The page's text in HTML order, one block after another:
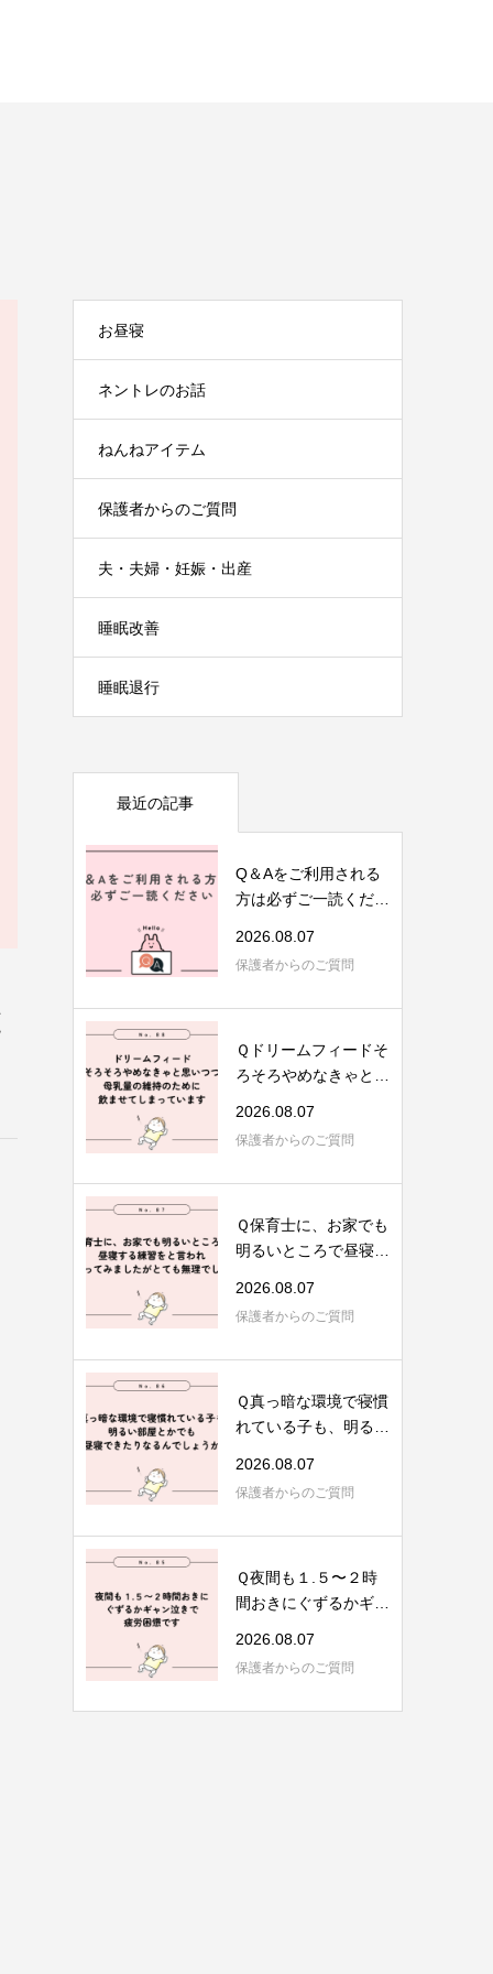
お昼寝
ネントレのお話
ねんねアイテム
保護者からのご質問
夫・夫婦・妊娠・出産
睡眠改善
睡眠退行
最近の記事
Q＆Aをご利用される
方は必ずご一読くださ
2026.08.07
保護者からのご質問
Ｑドリームフィードそ
ろそろやめなきゃと思
2026.08.07
保護者からのご質問
Ｑ保育士に、お家でも
明るいところで昼寝す
2026.08.07
保護者からのご質問
Ｑ真っ暗な環境で寝慣
れている子も、明るい
2026.08.07
保護者からのご質問
Ｑ夜間も１.５〜２時
間おきにぐずるかギャ
2026.08.07
保護者からのご質問